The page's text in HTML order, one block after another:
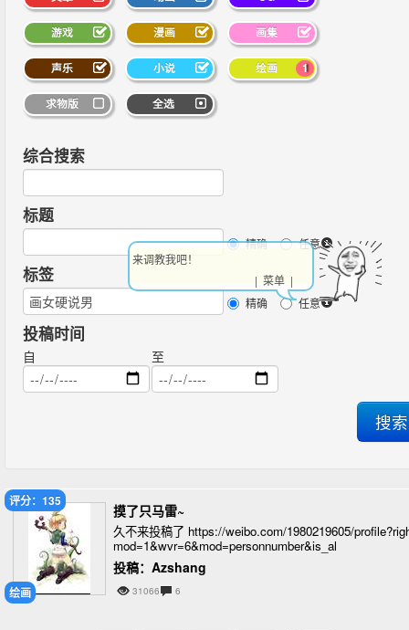
游戏 漫画 画集
声乐 小说 1
绘画
求物版 全选
综合搜索
标题
精确 任意
标签
精确 任意
投稿时间
自 至
绘画
评分：135
摸了只马雷~
久不来投稿了 https://weibo.com/1980219605/
mod=1&wvr=6&mod=personnumber&is_al
投稿：Azshang
31066 6
来调教我吧！
| 菜单 |